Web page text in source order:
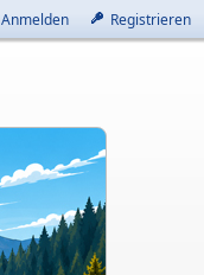
Anmelden Registrieren